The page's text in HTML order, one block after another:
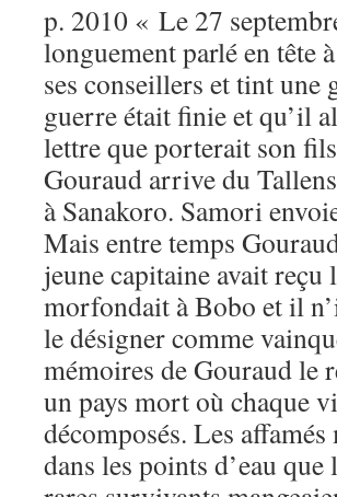
p. 2010 « Le 27
longuement parlé en tête
ses conseillers et tint une
guerre était finie et qu’il
lettre que porterait son
Gouraud arrive du
à Sanakoro. Samori
Mais entre temps
jeune capitaine avait reçu
morfondait à Bobo et il
le désigner comme
mémoires de Gouraud le
un pays mort où chaque
décomposés. Les
dans les points d’eau